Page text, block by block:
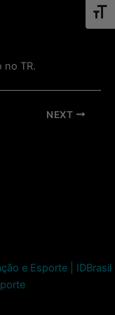
no TR.
NEXT
e Esporte | IDBrasil